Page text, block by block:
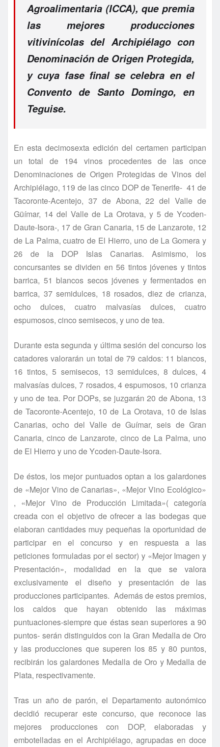
Agroalimentaria (ICCA), que premia
las mejores producciones
vitivinícolas del Archipiélago con
Denominación de Origen Protegida,
y cuya fase final se celebra en el
Convento de Santo Domingo, en
Teguise.
En esta decimosexta edición del certamen participan
un total de 194 vinos procedentes de las once
Denominaciones de Origen Protegidas de Vinos del
Archipiélago, 119 de las cinco DOP de Tenerife- 41 de
Tacoronte-Acentejo, 37 de Abona, 22 del Valle de
Güímar, 14 del Valle de La Orotava, y 5 de Ycoden-
Daute-Isora-, 17 de Gran Canaria, 15 de Lanzarote, 12
de La Palma, cuatro de El Hierro, uno de La Gomera y
26 de la DOP Islas Canarias. Asimismo, los
concursantes se dividen en 56 tintos jóvenes y tintos
barrica, 51 blancos secos jóvenes y fermentados en
barrica, 37 semidulces, 18 rosados, diez de crianza,
ocho dulces, cuatro malvasías dulces, cuatro
espumosos, cinco semisecos, y uno de tea.
Durante esta segunda y última sesión del concurso los
catadores valorarán un total de 79 caldos: 11 blancos,
16 tintos, 5 semisecos, 13 semidulces, 8 dulces, 4
malvasías dulces, 7 rosados, 4 espumosos, 10 crianza
y uno de tea. Por DOPs, se juzgarán 20 de Abona, 13
de Tacoronte-Acentejo, 10 de La Orotava, 10 de Islas
Canarias, ocho del Valle de Guímar, seis de Gran
Canaria, cinco de Lanzarote, cinco de La Palma, uno
de El Hierro y uno de Ycoden-Daute-Isora.
De éstos, los mejor puntuados optan a los galardones
de «Mejor Vino de Canarias», «Mejor Vino Ecológico»
, «Mejor Vino de Producción Limitada»( categoría
creada con el objetivo de ofrecer a las bodegas que
elaboran cantidades muy pequeñas la oportunidad de
participar en el concurso y en respuesta a las
peticiones formuladas por el sector) y «Mejor Imagen y
Presentación», modalidad en la que se valora
exclusivamente el diseño y presentación de las
producciones participantes. Además de estos premios,
los caldos que hayan obtenido las máximas
puntuaciones-siempre que éstas sean superiores a 90
puntos- serán distinguidos con la Gran Medalla de Oro
y las producciones que superen los 85 y 80 puntos,
recibirán los galardones Medalla de Oro y Medalla de
Plata, respectivamente.
Tras un año de parón, el Departamento autonómico
decidió recuperar este concurso, que reconoce las
mejores producciones con DOP, elaboradas y
embotelladas en el Archipiélago, agrupadas en doce